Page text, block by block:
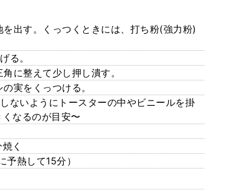
出す。くっつくときには、打ち粉(強力粉)
る。
に整えて少し押し潰す。
実をくっつける。
ないようにトースターの中やビニールを掛
なるのが目安〜
く
予熱して15分）